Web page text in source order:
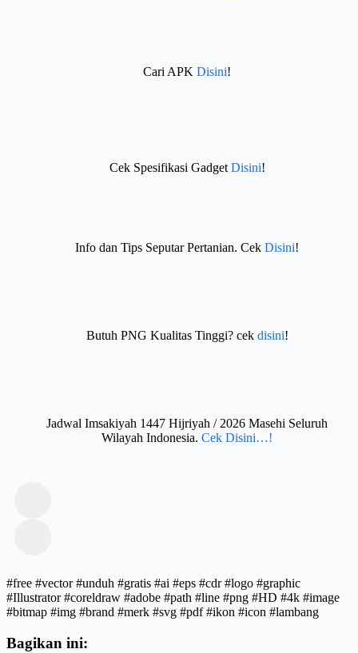
Cari APK Disini!
Cek Spesifikasi Gadget Disini!
Info dan Tips Seputar Pertanian. Cek Disini!
Butuh PNG Kualitas Tinggi? cek disini!
Jadwal Imsakiyah 1447 Hijriyah / 2026 Masehi Seluruh
Wilayah Indonesia. Cek Disini…!
#free #vector #unduh #gratis #ai #eps #cdr #logo #graphic
#Illustrator #coreldraw #adobe #path #line #png #HD #4k #image
#bitmap #img #brand #merk #svg #pdf #ikon #icon #lambang
Bagikan ini: